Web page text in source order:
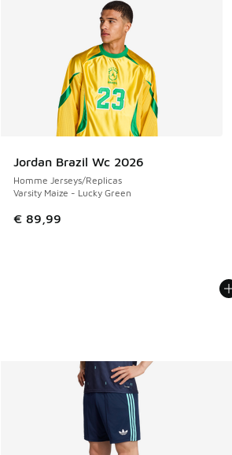
Jordan Brazil Wc 2026
Homme Jerseys/Replicas
Varsity Maize - Lucky Green
€ 89,99